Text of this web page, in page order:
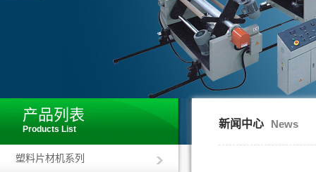
产品列表
Products List
塑料片材机系列
新闻中心 News